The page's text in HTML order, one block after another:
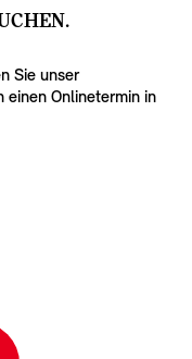
Sie unser
einen Onlinetermin in